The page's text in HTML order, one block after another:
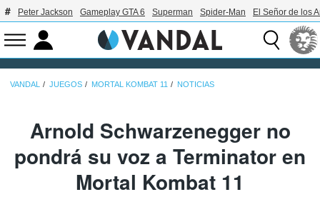
Peter Jackson Gameplay GTA 6 Superman Spider-Man El Señor de los
VANDAL JUEGOS MORTAL KOMBAT 11 NOTICIAS
Arnold Schwarzenegger no
pondrá su voz a Terminator en
Mortal Kombat 11